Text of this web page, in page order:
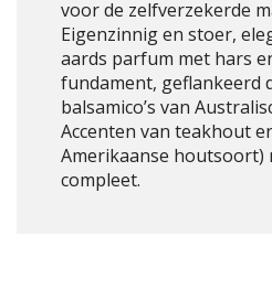
voor de zelfverzekerde
Eigenzinnig en stoer,
aards parfum met hars
fundament, geflankeerd
balsamico’s van
Accenten van teakhout
Amerikaanse houtsoort)
compleet.